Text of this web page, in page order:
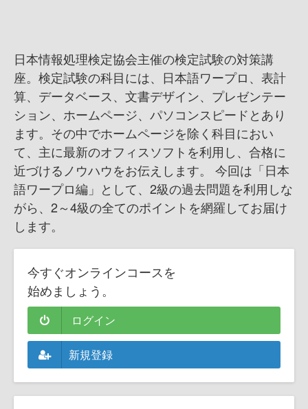
日本情報処理検定協会主催の検定試験の対策講
座。検定試験の科目には、日本語ワープロ、表計
算、データベース、文書デザイン、プレゼンテー
ション、ホームページ、パソコンスピードとあり
ます。その中でホームページを除く科目におい
て、主に最新のオフィスソフトを利用し、合格に
近づけるノウハウをお伝えします。 今回は「日本
語ワープロ編」として、2級の過去問題を利用しな
がら、2～4級の全てのポイントを網羅してお届け
します。
今すぐオンラインコースを
始めましょう。
ログイン
新規登録